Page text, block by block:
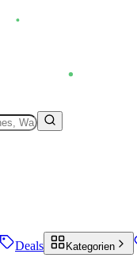
Deals Kategorien